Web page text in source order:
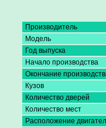
Производитель
Модель
Год выпуска
Начало производства
Окончание
Кузов
Количество дверей
Количество мест
Расположение